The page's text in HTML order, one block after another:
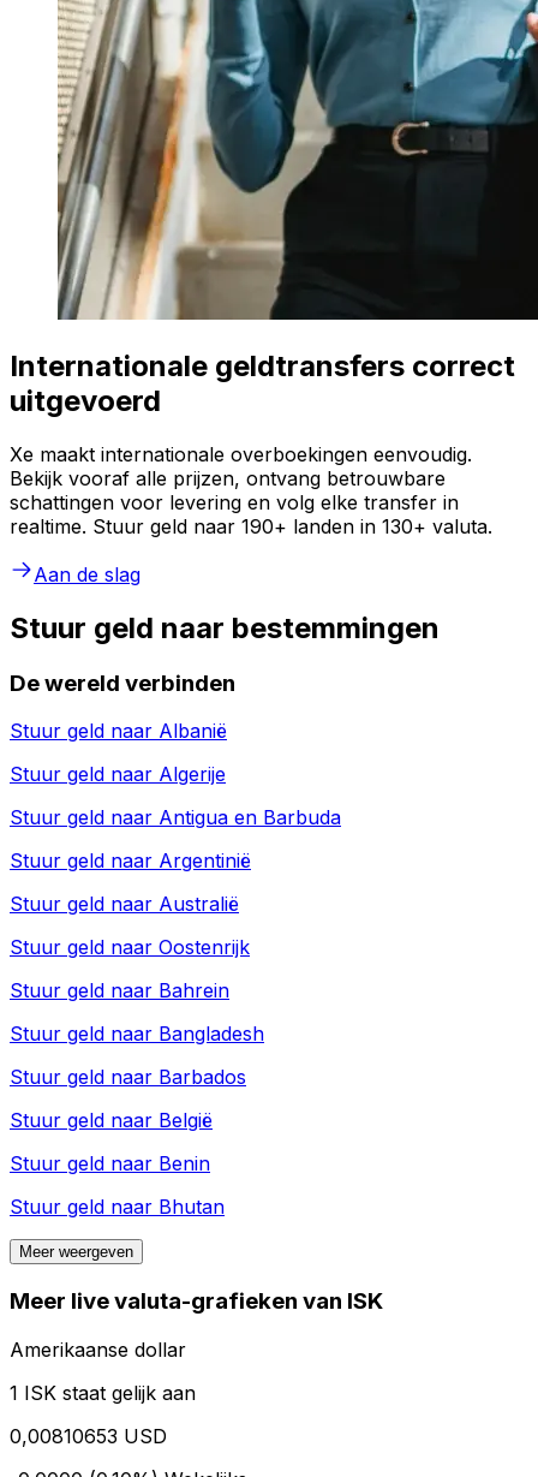
Internationale geldtransfers correct
uitgevoerd
Xe maakt internationale overboekingen eenvoudig.
Bekijk vooraf alle prijzen, ontvang betrouwbare
schattingen voor levering en volg elke transfer in
realtime. Stuur geld naar 190+ landen in 130+ valuta.
Aan de slag
Stuur geld naar bestemmingen
De wereld verbinden
Stuur geld naar Albanië
Stuur geld naar Algerije
Stuur geld naar Antigua en Barbuda
Stuur geld naar Argentinië
Stuur geld naar Australië
Stuur geld naar Oostenrijk
Stuur geld naar Bahrein
Stuur geld naar Bangladesh
Stuur geld naar Barbados
Stuur geld naar België
Stuur geld naar Benin
Stuur geld naar Bhutan
Meer weergeven
Meer live valuta-grafieken van ISK
Amerikaanse dollar
1 ISK staat gelijk aan
0,00810653 USD